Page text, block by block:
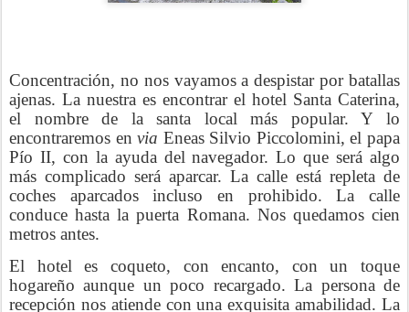
Concentración, no nos vayamos a despistar por batallas
ajenas. La nuestra es encontrar el hotel Santa Caterina,
el nombre de la santa local más popular. Y lo
encontraremos envia Eneas Silvio Piccolomini, el papa
Pío II, con la ayuda del navegador. Lo que será algo
más complicado será aparcar. La calle está repleta de
coches aparcados incluso en prohibido. La calle
conduce hasta la puerta Romana. Nos quedamos cien
metros antes.
El hotel es coqueto, con encanto, con un toque
hogareño aunque un poco recargado. La persona de
recepción nos atiende con una exquisita amabilidad. La